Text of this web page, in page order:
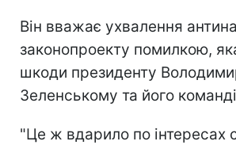
Він вважає ухвалення
законопроекту помилкою,
шкоди президенту
Зеленському та його
"Це ж вдарило по інтересах